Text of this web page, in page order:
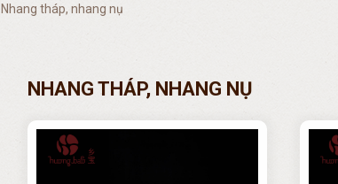
Nhang tháp, nhang nụ
NHANG THÁP, NHANG NỤ